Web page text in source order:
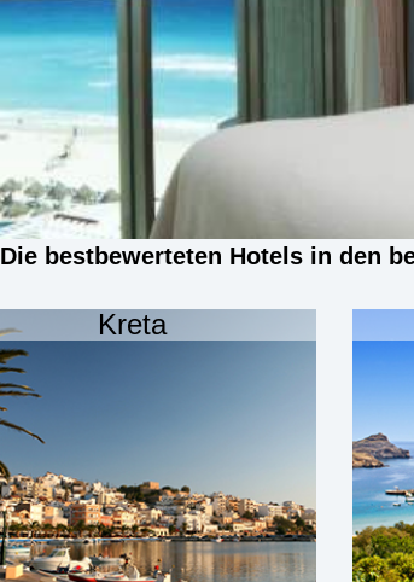
Die bestbewerteten Hotels in den
Kreta